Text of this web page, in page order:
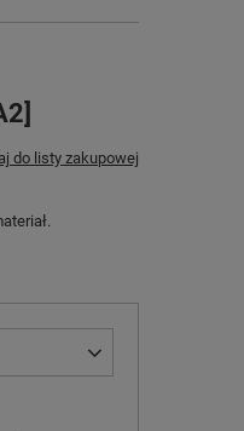
do listy zakupowej